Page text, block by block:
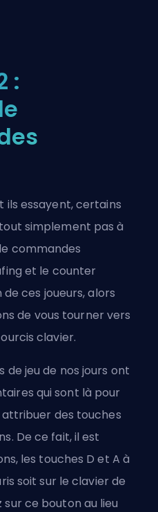
:
ils essayent, certains
simplement pas à
commandes
et le counter
ces joueurs, alors
de vous tourner vers
clavier.
de jeu de nos jours ont
qui sont là pour
attribuer des touches
De ce fait, il est
les touches D et A à
soit sur le clavier de
ce bouton au lieu